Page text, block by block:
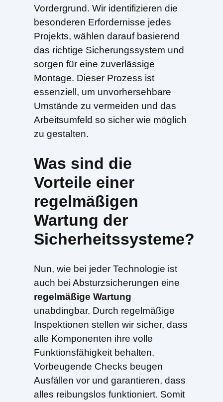
Vordergrund. Wir identifizieren die
besonderen Erfordernisse jedes
Projekts, wählen darauf basierend
das richtige Sicherungssystem und
sorgen für eine zuverlässige
Montage. Dieser Prozess ist
essenziell, um unvorhersehbare
Umstände zu vermeiden und das
Arbeitsumfeld so sicher wie möglich
zu gestalten.
Was sind die
Vorteile einer
regelmäßigen
Wartung der
Sicherheitssysteme?
Nun, wie bei jeder Technologie ist
auch bei Absturzsicherungen eine
regelmäßige Wartung
unabdingbar. Durch regelmäßige
Inspektionen stellen wir sicher, dass
alle Komponenten ihre volle
Funktionsfähigkeit behalten.
Vorbeugende Checks beugen
Ausfällen vor und garantieren, dass
alles reibungslos funktioniert. Somit